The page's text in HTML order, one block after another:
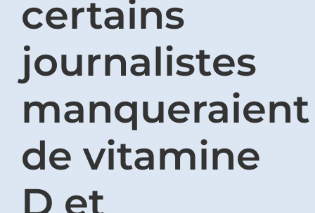
certains
journalistes
manqueraient
de vitamine
D et
vous
incrivant
à
mon
infolettre.
Prénom
Courriel
*